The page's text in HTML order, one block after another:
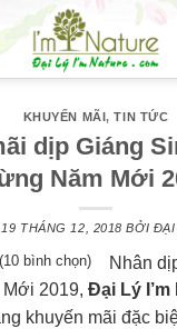
KHUYẾN MÃI,TIN TỨC
dịp Giáng
Năm Mới
19 THÁNG 12, 2018 BỞI ĐẠI
bình chọn)
Nhân
2019, Đại Lý I’m
khuyến mãi đặc